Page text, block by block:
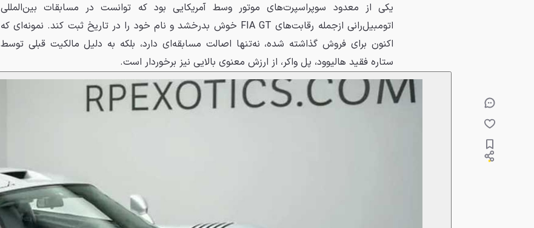
یکی از معدود سوپراسپرت‌های موتور وسط آمریکایی بود که توانست در مسابقات بین‌المللی
اتومبیل‌رانی ازجمله رقابت‌های FIA GT خوش بدرخشد و نام خود را در تاریخ ثبت کند. نمونه‌ای که
اکنون برای فروش گذاشته شده، نه‌تنها اصالت مسابقه‌ای دارد، بلکه به دلیل مالکیت قبلی توسط
ستاره فقید هالیوود، پل واکر، از ارزش معنوی بالایی نیز برخوردار است.